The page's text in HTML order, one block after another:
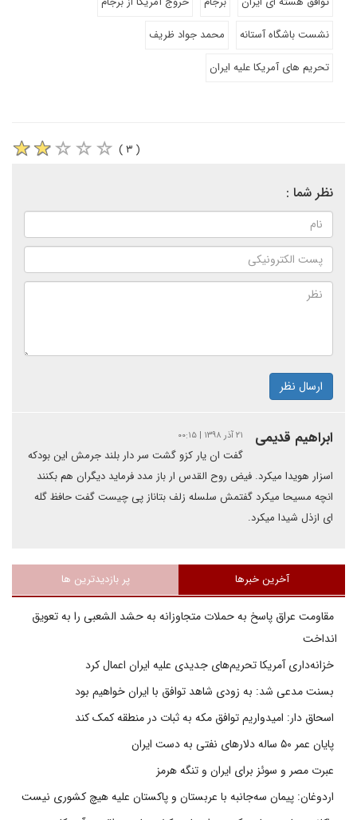
نشست باشگاه آستانه
محمد جواد ظریف
تحریم های آمریکا علیه ایران
( ۳ )
نظر شما :
ارسال نظر
ابراهیم قدیمی ۲۱ آذر ۱۳۹۸ | ۰۰:۱۵
گفت ان یار کزو گشت سر دار بلند جرمش این بودکه
اسزار هویدا میکرد. فیض روح القدس ار باز مدد فرماید دیگران هم بکنند
انچه مسیحا میکرد گفتمش سلسله زلف بتاناز پی چیست گفت حافظ گله
ای ازذل شیدا میکرد.
آخرین خبرها پر بازدیدترین ها
مقاومت عراق پاسخ به حملات متجاوزانه به حشد الشعبی را به تعویق
انداخت
خزانه‌داری آمریکا تحریم‌های جدیدی علیه ایران اعمال کرد
بسنت مدعی شد: به زودی شاهد توافق با ایران خواهیم بود
اسحاق دار: امیدواریم توافق مکه به ثبات در منطقه کمک کند
پایان عمر ۵۰ ساله دلارهای نفتی به دست ایران
عبرت مصر و سوئز برای ایران و تنگه هرمز
اردوغان: پیمان سه‌جانبه با عربستان و پاکستان علیه هیچ کشوری نیست